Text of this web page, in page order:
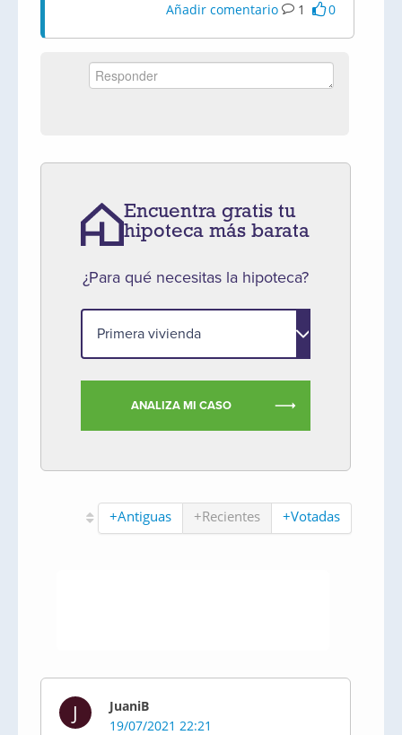
Añadir comentario 1 0
Encuentra gratis tu
hipoteca más barata
¿Para qué necesitas la hipoteca?
ANALIZA MI CASO
+Antiguas +Recientes +Votadas
J
JuaniB
19/07/2021 22:21